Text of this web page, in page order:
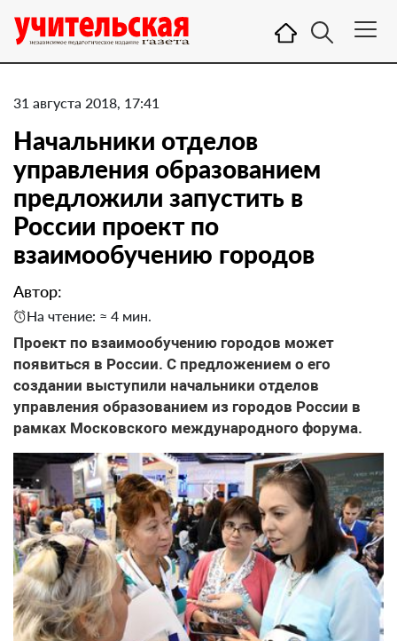
31 августа 2018, 17:41
Начальники отделов
управления образованием
предложили запустить в
России проект по
взаимообучению городов
Автор:
На чтение: ≈ 4 мин.
Проект по взаимообучению городов может
появиться в России. С предложением о его
создании выступили начальники отделов
управления образованием из городов России в
рамках Московского международного форума.